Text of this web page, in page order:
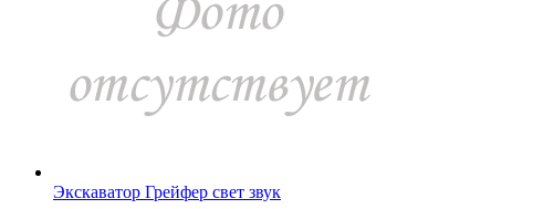
Экскаватор Грейфер свет звук